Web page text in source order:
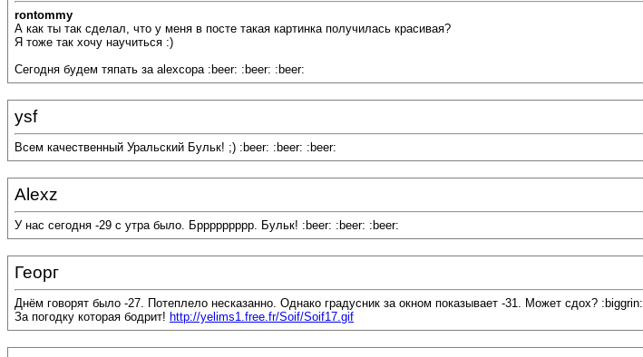
rontommy
А как ты так сделал, что у меня в посте такая картинка получилась красивая?
Я тоже так хочу научиться :)
Сегодня будем тяпать за alexcopа :beer: :beer: :beer:
ysf
Всем качественный Уральский Бульк! ;) :beer: :beer: :beer:
Alexz
У нас сегодня -29 с утра было. Бррррррррр. Бульк! :beer: :beer: :beer:
Георг
Днём говорят было -27. Потеплело несказанно. Однако градусник за окном показывает -31. Может сдох? :biggrin:
За погодку которая бодрит! http://yelims1.free.fr/Soif/Soif17.gif